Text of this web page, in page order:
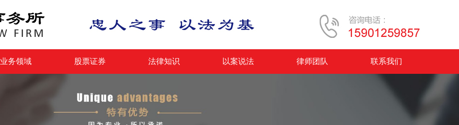
业务领域 股票证券 法律知识 以案说法 律师团队 联系我们